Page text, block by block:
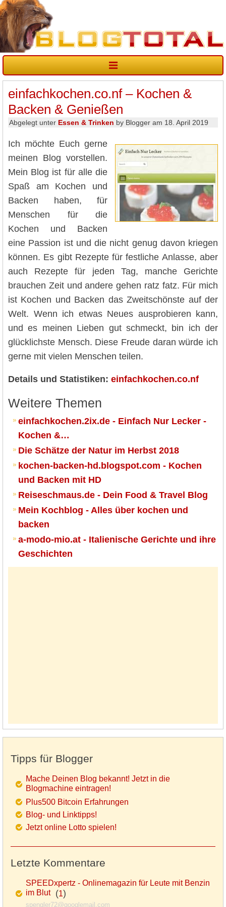
einfachkochen.co.nf – Kochen &
Backen & Genießen
Abgelegt unter Essen & Trinken by Blogger am 18. April 2019
Ich möchte Euch gerne
meinen Blog vorstellen.
Mein Blog ist für alle die
Spaß am Kochen und
Backen haben, für
Menschen für die
Kochen und Backen
eine Passion ist und die nicht genug davon kriegen
können. Es gibt Rezepte für festliche Anlasse, aber
auch Rezepte für jeden Tag, manche Gerichte
brauchen Zeit und andere gehen ratz fatz. Für mich
ist Kochen und Backen das Zweitschönste auf der
Welt. Wenn ich etwas Neues ausprobieren kann,
und es meinen Lieben gut schmeckt, bin ich der
glücklichste Mensch. Diese Freude daran würde ich
gerne mit vielen Menschen teilen.
Details und Statistiken: einfachkochen.co.nf
Weitere Themen
einfachkochen.2ix.de - Einfach Nur Lecker -
Kochen &…
Die Schätze der Natur im Herbst 2018
kochen-backen-hd.blogspot.com - Kochen
und Backen mit HD
Reiseschmaus.de - Dein Food & Travel Blog
Mein Kochblog - Alles über kochen und
backen
a-modo-mio.at - Italienische Gerichte und ihre
Geschichten
Tipps für Blogger
Mache Deinen Blog bekannt! Jetzt in die
Blogmachine eintragen!
Plus500 Bitcoin Erfahrungen
Blog- und Linktipps!
Jetzt online Lotto spielen!
Letzte Kommentare
SPEEDxpertz - Onlinemagazin für Leute mit Benzin
im Blut(1)
spengler72@googlemail.com